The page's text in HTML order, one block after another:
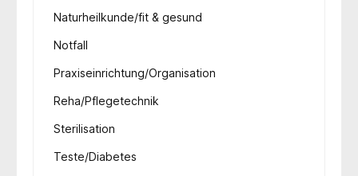
Naturheilkunde/fit & gesund
Notfall
Praxiseinrichtung/Organisation
Reha/Pflegetechnik
Sterilisation
Teste/Diabetes